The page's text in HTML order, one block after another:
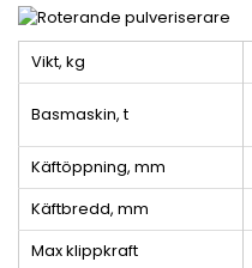
Vikt, kg
Basmaskin, t
Käftöppning, mm
Käftbredd, mm
Max klippkraft